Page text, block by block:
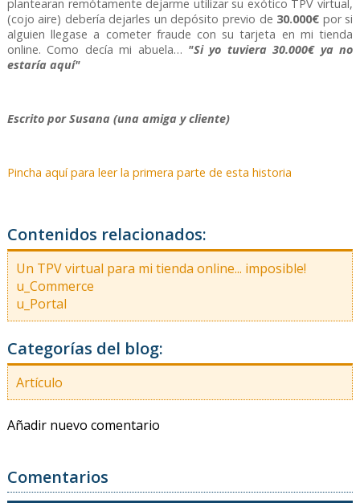
plantearan remótamente dejarme utilizar su exótico TPV virtual,
(cojo aire) debería dejarles un depósito previo de 30.000€ por si
alguien llegase a cometer fraude con su tarjeta en mi tienda
online. Como decía mi abuela… "Si yo tuviera 30.000€ ya no
estaría aquí"
Escrito por Susana (una amiga y cliente)
Pincha aquí para leer la primera parte de esta historia
Contenidos relacionados:
Un TPV virtual para mi tienda online... imposible!
u_Commerce
u_Portal
Categorías del blog:
Artículo
Añadir nuevo comentario
Comentarios